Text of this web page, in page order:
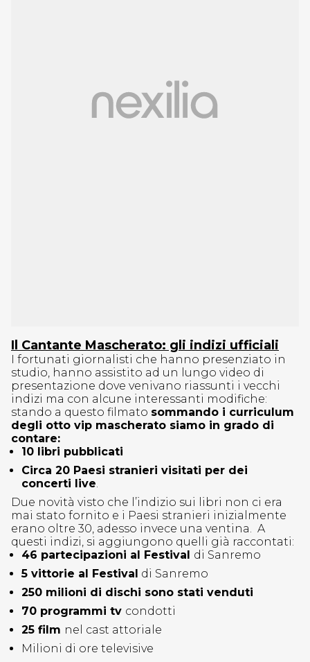
Il Cantante Mascherato: gli indizi ufficiali
I fortunati giornalisti che hanno presenziato in
studio, hanno assistito ad un lungo video di
presentazione dove venivano riassunti i vecchi
indizi ma con alcune interessanti modifiche:
stando a questo filmato sommando i curriculum
degli otto vip mascherato siamo in grado di
contare:
10 libri pubblicati
Circa 20 Paesi stranieri visitati per dei
concerti live.
Due novità visto che l’indizio sui libri non ci era
mai stato fornito e i Paesi stranieri inizialmente
erano oltre 30, adesso invece una ventina. A
questi indizi, si aggiungono quelli già raccontati:
46 partecipazioni al Festival di Sanremo
5 vittorie al Festival di Sanremo
250 milioni di dischi sono stati venduti
70 programmi tv condotti
25 film nel cast attoriale
Milioni di ore televisive